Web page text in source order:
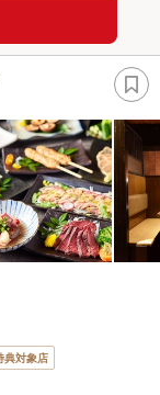
典対象店